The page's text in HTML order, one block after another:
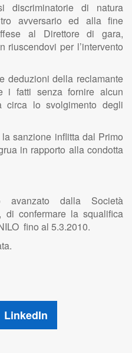
discriminatorie di natura
avversario ed alla fine
al Direttore di gara,
riuscendovi per l’intervento
deduzioni della reclamante
i fatti senza fornire alcun
circa lo svolgimento degli
sanzione inflitta dal Primo
in rapporto alla condotta
dalla Società
di confermare la squalifica
fino al 5.3.2010.
LinkedIn